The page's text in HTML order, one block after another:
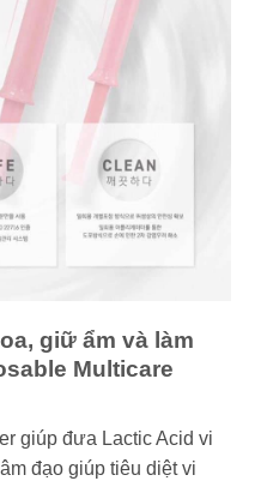
giữ ẩm và làm
Multicare
giúp đưa Lactic Acid vi
đạo giúp tiêu diệt vi